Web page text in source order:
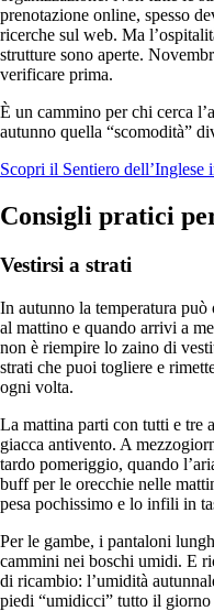
prenotazione online, spesso
ricerche sul web. Ma
strutture sono aperte.
verificare prima.
È un cammino per chi cerca
autunno quella “scomodità”
Scopri il Sentiero dell’Inglese
Consigli pratici
Vestirsi a strati
In autunno la temperatura
al mattino e quando arrivi a
non è riempire lo zaino di
strati che puoi togliere e
ogni volta.
La mattina parti con tutti e tre
giacca antivento. A
tardo pomeriggio, quando
buff per le orecchie nelle
pesa pochissimo e lo infili in
Per le gambe, i pantaloni
cammini nei boschi umidi. E
di ricambio: l’umidità
piedi “umidicci” tutto il giorno